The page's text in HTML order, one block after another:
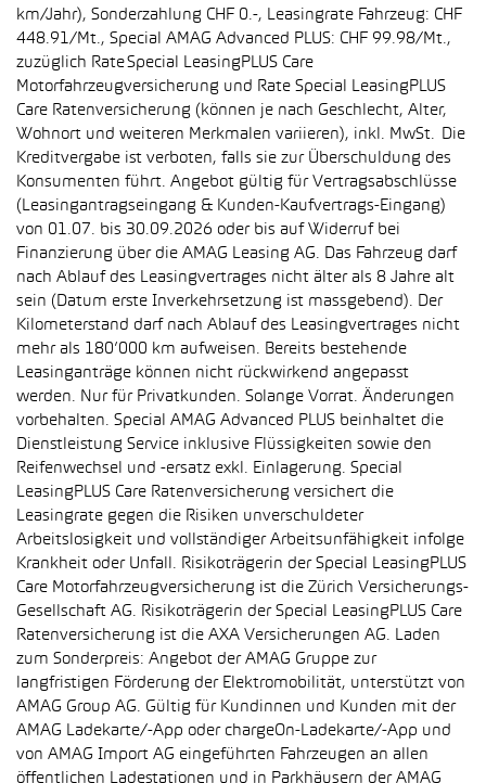
km/Jahr), Sonderzahlung CHF 0.-, Leasingrate Fahrzeug: CHF
448.91/Mt., Special AMAG Advanced PLUS: CHF 99.98/Mt.,
zuzüglich Rate Special LeasingPLUS Care
Motorfahrzeugversicherung und Rate Special LeasingPLUS
Care Ratenversicherung (können je nach Geschlecht, Alter,
Wohnort und weiteren Merkmalen variieren), inkl. MwSt. Die
Kreditvergabe ist verboten, falls sie zur Überschuldung des
Konsumenten führt. Angebot gültig für Vertragsabschlüsse
(Leasingantragseingang & Kunden-Kaufvertrags-Eingang)
von 01.07. bis 30.09.2026 oder bis auf Widerruf bei
Finanzierung über die AMAG Leasing AG. Das Fahrzeug darf
nach Ablauf des Leasingvertrages nicht älter als 8 Jahre alt
sein (Datum erste Inverkehrsetzung ist massgebend). Der
Kilometerstand darf nach Ablauf des Leasingvertrages nicht
mehr als 180’000 km aufweisen. Bereits bestehende
Leasinganträge können nicht rückwirkend angepasst
werden. Nur für Privatkunden. Solange Vorrat. Änderungen
vorbehalten. Special AMAG Advanced PLUS beinhaltet die
Dienstleistung Service inklusive Flüssigkeiten sowie den
Reifenwechsel und -ersatz exkl. Einlagerung. Special
LeasingPLUS Care Ratenversicherung versichert die
Leasingrate gegen die Risiken unverschuldeter
Arbeitslosigkeit und vollständiger Arbeitsunfähigkeit infolge
Krankheit oder Unfall. Risikoträgerin der Special LeasingPLUS
Care Motorfahrzeugversicherung ist die Zürich Versicherungs-
Gesellschaft AG. Risikoträgerin der Special LeasingPLUS Care
Ratenversicherung ist die AXA Versicherungen AG. Laden
zum Sonderpreis: Angebot der AMAG Gruppe zur
langfristigen Förderung der Elektromobilität, unterstützt von
AMAG Group AG. Gültig für Kundinnen und Kunden mit der
AMAG Ladekarte/-App oder chargeOn-Ladekarte/-App und
von AMAG Import AG eingeführten Fahrzeugen an allen
öffentlichen Ladestationen und in Parkhäusern der AMAG